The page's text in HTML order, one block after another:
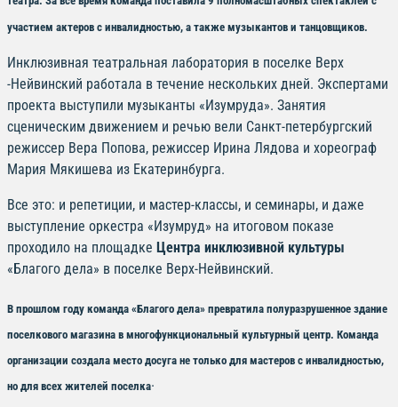
участием актеров с инвалидностью, а также музыкантов и танцовщиков.
Инклюзивная театральная лаборатория в поселке Верх
-Нейвинский работала в течение нескольких дней. Экспертами
проекта выступили музыканты «Изумруда». Занятия
сценическим движением и речью вели Санкт-петербургский
режиссер Вера Попова, режиссер Ирина Лядова и хореограф
Мария Мякишева из Екатеринбурга.
Все это: и репетиции, и мастер-классы, и семинары, и даже
выступление оркестра «Изумруд» на итоговом показе
проходило на площадке Центра инклюзивной культуры
«Благого дела» в поселке Верх-Нейвинский.
В прошлом году команда «Благого дела» превратила полуразрушенное здание
поселкового магазина в многофункциональный культурный центр. Команда
организации создала место досуга не только для мастеров с инвалидностью,
но для всех жителей поселка.